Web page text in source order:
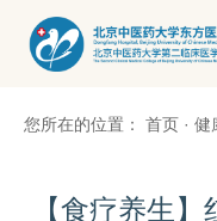
您所在的位置： 首页 · 健
【食疗养生